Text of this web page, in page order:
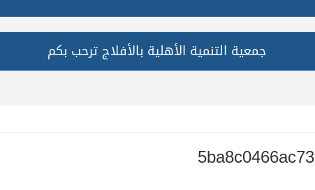
جمعية التنمية الأهلية بالأفلاج ترحب بكم
5ba8c0466ac73